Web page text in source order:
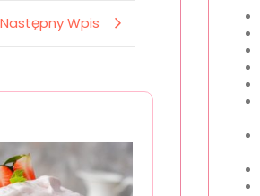
Następny Wpis